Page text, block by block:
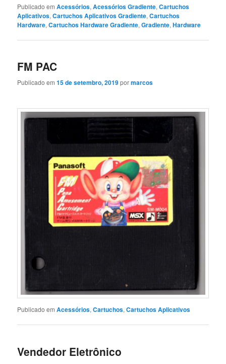
Publicado em Acessórios,Acessórios Gradiente,Cartuchos
Aplicativos,Cartuchos Aplicativos Gradiente,Cartuchos
Hardware,Cartuchos Hardware Gradiente,Gradiente,Hardware
FM PAC
Publicado em15 de setembro, 2019pormarcos
Publicado em Acessórios,Cartuchos,Cartuchos Aplicativos
Vendedor Eletrônico